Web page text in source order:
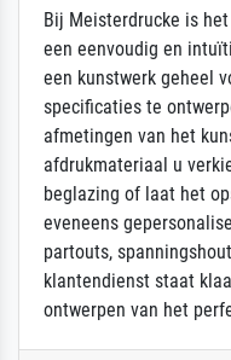
Bij Meisterdrucke is
een eenvoudig en
een kunstwerk geheel
specificaties te
afmetingen van het
afdrukmateriaal u
beglazing of laat het
eveneens
partouts,
klantendienst staat
ontwerpen van het